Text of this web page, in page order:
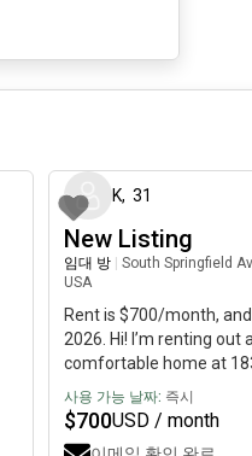
K, 31
New Listing
임대 방
South Springfield
USA
Rent is $700/month,
2026. Hi! I’m renting
comfortable home at
room is move‑in ready
wants an affordable
get: • Furnished room•
사용 가능 날짜: 즉시
$700USD / month